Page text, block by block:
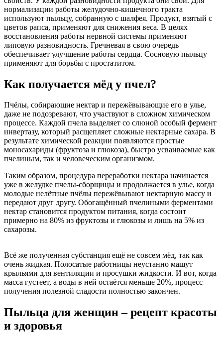
нормализации работы желудочно-кишечного тракта
используют пыльцу, собранную с шалфея. Продукт, взятый с
цветов рапса, применяют для снижения веса. В целях
восстановления работы нервной системы применяют
липовую разновидность. Гречневая в свою очередь
обеспечивает улучшение работы сердца. Сосновую пыльцу
применяют для борьбы с простатитом.
Как получается мёд у пчел?
Пчёлы, собирающие нектар и пережёвывающие его в улье,
даже не подозревают, что участвуют в сложном химическом
процессе. Каждой пчела выделяет со слюной особый фермент
инвертазу, который расщепляет сложные нектарные сахара. В
результате химической реакции появляются простые
моносахариды (фруктоза и глюкоза), быстро усваиваемые как
пчелиным, так и человеческим организмом.
Таким образом, процедура переработки нектара начинается
уже в желудке пчелы-сборщицы и продолжается в улье, когда
молодые нелётные пчёлы пережёвывают нектарную массу и
передают друг другу. Обогащённый пчелиными ферментами
нектар становится продуктом питания, когда состоит
примерно на 80% из фруктозы и глюкозы и лишь на 5% из
сахарозы.
Всё же полученная субстанция ещё не совсем мёд, так как
очень жидкая. Полосатые работницы неустанно машут
крыльями для вентиляции и просушки жидкости. И вот, когда
масса густеет, а воды в ней остаётся меньше 20%, процесс
получения полезной сладости полностью закончен.
Пыльца для женщин – рецепт красоты
и здоровья